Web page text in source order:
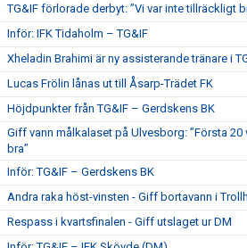
TG&IF förlorade derbyt: ”Vi var inte tillräckligt
Inför: IFK Tidaholm – TG&IF
Xheladin Brahimi är ny assisterande tränare i
Lucas Frölin lånas ut till Åsarp-Trädet FK
Höjdpunkter från TG&IF – Gerdskens BK
Giff vann målkalaset på Ulvesborg: ”Första 20
bra”
Inför: TG&IF – Gerdskens BK
Andra raka höst-vinsten - Giff bortavann i
Respass i kvartsfinalen - Giff utslaget ur DM